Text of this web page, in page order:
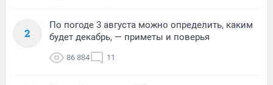
2
По погоде 3 августа можно определить, каким
будет декабрь, — приметы и поверья
86 884 11